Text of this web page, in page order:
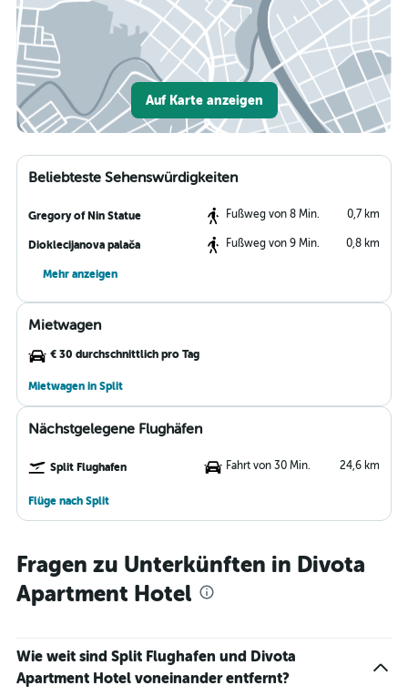
Auf Karte anzeigen
Beliebteste Sehenswürdigkeiten
Gregory of Nin Statue Fußweg von 8 Min. 0,7 km
Dioklecijanova palača Fußweg von 9 Min. 0,8 km
Mehr anzeigen
Mietwagen
€ 30 durchschnittlich pro Tag
Mietwagen in Split
Nächstgelegene Flughäfen
Split Flughafen Fahrt von 30 Min. 24,6 km
Flüge nach Split
Fragen zu Unterkünften in Divota
Apartment Hotel
Wie weit sind Split Flughafen und Divota
Apartment Hotel voneinander entfernt?